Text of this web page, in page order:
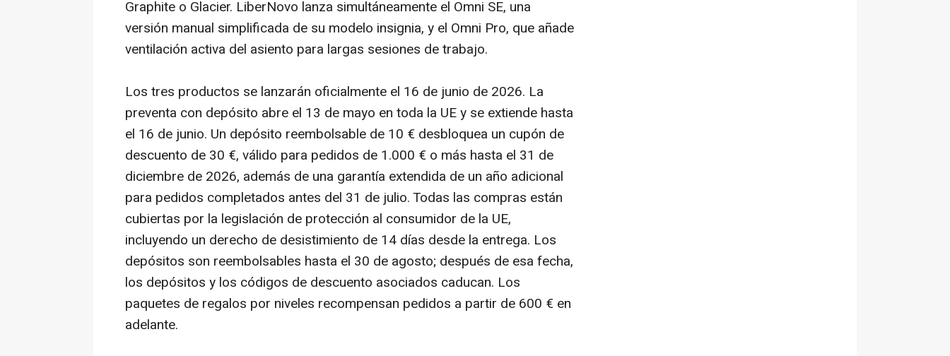
Graphite o Glacier. LiberNovo lanza simultáneamente el Omni SE, una
versión manual simplificada de su modelo insignia, y el Omni Pro, que añade
ventilación activa del asiento para largas sesiones de trabajo.
Los tres productos se lanzarán oficialmente el 16 de junio de 2026. La
preventa con depósito abre el 13 de mayo en toda la UE y se extiende hasta
el 16 de junio. Un depósito reembolsable de 10 € desbloquea un cupón de
descuento de 30 €, válido para pedidos de 1.000 € o más hasta el 31 de
diciembre de 2026, además de una garantía extendida de un año adicional
para pedidos completados antes del 31 de julio. Todas las compras están
cubiertas por la legislación de protección al consumidor de la UE,
incluyendo un derecho de desistimiento de 14 días desde la entrega. Los
depósitos son reembolsables hasta el 30 de agosto; después de esa fecha,
los depósitos y los códigos de descuento asociados caducan. Los
paquetes de regalos por niveles recompensan pedidos a partir de 600 € en
adelante.